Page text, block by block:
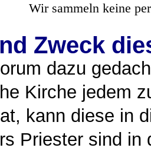
Wir sammeln keine
Zweck
dazu
Kirche jedem
kann diese in
Priester sind in